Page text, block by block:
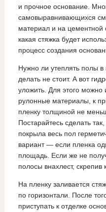
и прочное основание.
самовыравнивающихся
материал и на цементной
какая стяжка будет
процесс создания
Нужно ли утеплять полы в
делать не стоит. А вот
уложить. Для этого можно
рулонные материалы, к
пленку толщиной не
Постарайтесь сделать
покрыла весь пол
вариант — если пленка
площадь. Если же не
полосы внахлест, скрепив
На пленку заливается
по горизонтали. После
приступать к отделке